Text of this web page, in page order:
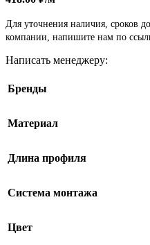
Для уточнения наличия, сроков
компании, напишите нам по
Написать менеджеру:
Бренды
Материал
Длина профиля
Система монтажа
Цвет